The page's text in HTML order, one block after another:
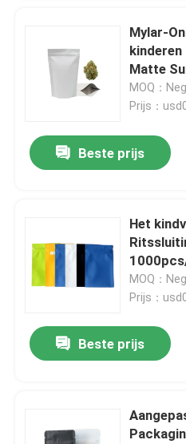
Mylar-
Matte
MOQ：
Prijs：
Beste prijs
Het
MOQ：
Prijs：
Beste prijs